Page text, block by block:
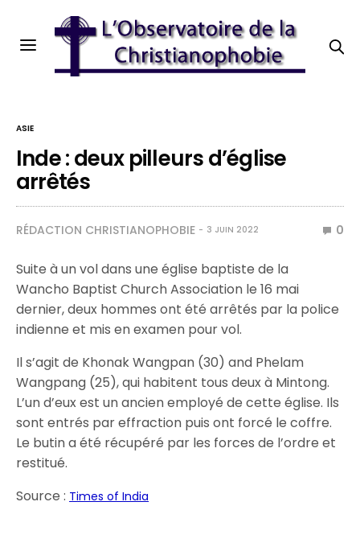
ASIE
Inde : deux pilleurs d’église
arrêtés
RÉDACTION CHRISTIANOPHOBIE 3 JUIN 2022 0
Suite à un vol dans une église baptiste de la
Wancho Baptist Church Association le 16 mai
dernier, deux hommes ont été arrêtés par la police
indienne et mis en examen pour vol.
Il s’agit de Khonak Wangpan (30) and Phelam
Wangpang (25), qui habitent tous deux à Mintong.
L’un d’eux est un ancien employé de cette église. Ils
sont entrés par effraction puis ont forcé le coffre.
Le butin a été récupéré par les forces de l’ordre et
restitué.
Source : Times of India